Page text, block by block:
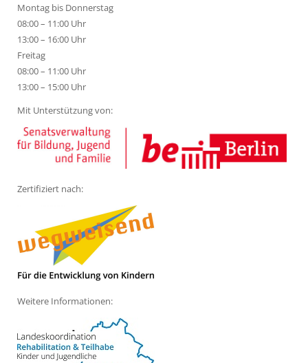
Montag bis Donnerstag
08:00 – 11:00 Uhr
13:00 – 16:00 Uhr
Freitag
08:00 – 11:00 Uhr
13:00 – 15:00 Uhr
Mit Unterstützung von:
Zertifiziert nach:
Weitere Informationen: